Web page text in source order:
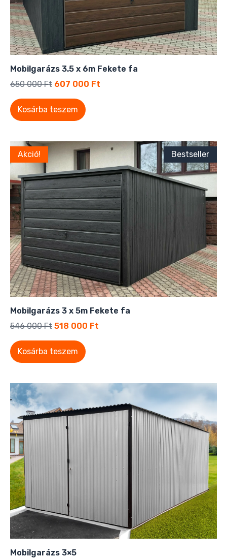
Mobilgarázs 3.5 x 6m Fekete fa
650 000Ft 607 000 Ft
Kosárba teszem
Akció! Bestseller
Mobilgarázs 3 x 5m Fekete fa
546 000Ft 518 000 Ft
Kosárba teszem
Mobilgarázs 3×5